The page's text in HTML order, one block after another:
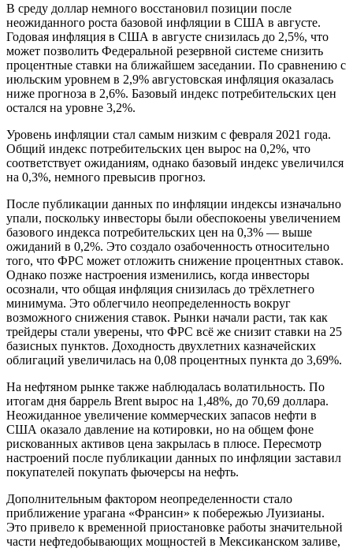
В среду доллар немного восстановил позиции после
неожиданного роста базовой инфляции в США в августе.
Годовая инфляция в США в августе снизилась до 2,5%, что
может позволить Федеральной резервной системе снизить
процентные ставки на ближайшем заседании. По сравнению с
июльским уровнем в 2,9% августовская инфляция оказалась
ниже прогноза в 2,6%. Базовый индекс потребительских цен
остался на уровне 3,2%.
Уровень инфляции стал самым низким с февраля 2021 года.
Общий индекс потребительских цен вырос на 0,2%, что
соответствует ожиданиям, однако базовый индекс увеличился
на 0,3%, немного превысив прогноз.
После публикации данных по инфляции индексы изначально
упали, поскольку инвесторы были обеспокоены увеличением
базового индекса потребительских цен на 0,3% — выше
ожиданий в 0,2%. Это создало озабоченность относительно
того, что ФРС может отложить снижение процентных ставок.
Однако позже настроения изменились, когда инвесторы
осознали, что общая инфляция снизилась до трёхлетнего
минимума. Это облегчило неопределенность вокруг
возможного снижения ставок. Рынки начали расти, так как
трейдеры стали уверены, что ФРС всё же снизит ставки на 25
базисных пунктов. Доходность двухлетних казначейских
облигаций увеличилась на 0,08 процентных пункта до 3,69%.
На нефтяном рынке также наблюдалась волатильность. По
итогам дня баррель Brent вырос на 1,48%, до 70,69 доллара.
Неожиданное увеличение коммерческих запасов нефти в
США оказало давление на котировки, но на общем фоне
рискованных активов цена закрылась в плюсе. Пересмотр
настроений после публикации данных по инфляции заставил
покупателей покупать фьючерсы на нефть.
Дополнительным фактором неопределенности стало
приближение урагана «Франсин» к побережью Луизианы.
Это привело к временной приостановке работы значительной
части нефтедобывающих мощностей в Мексиканском заливе,